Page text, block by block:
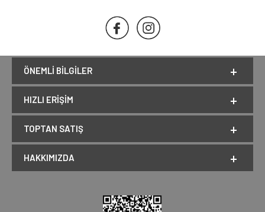
ÖNEMLI BILGILER
HIZLI ERIŞIM
TOPTAN SATIŞ
HAKKIMIZDA